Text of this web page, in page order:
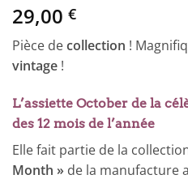
29,00 €
Pièce decollection !
vintage !
L’assiette October de la
des 12 mois de l’année
Elle fait partie de la
Month » de la manufacture